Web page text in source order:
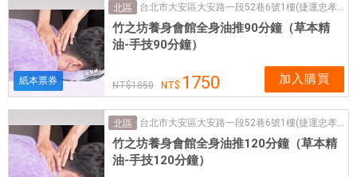
紙本票券
北區 台北市大安區大安路一段52巷6號1樓(捷運忠孝復興站4號出口)
竹之坊養身會館全身油推90分鐘（草本精
油-手技90分鐘）
1850 1750 加入購買
北區 台北市大安區大安路一段52巷6號1樓(捷運忠孝復興站4號出口)
竹之坊養身會館全身油推120分鐘（草本精
油-手技120分鐘）